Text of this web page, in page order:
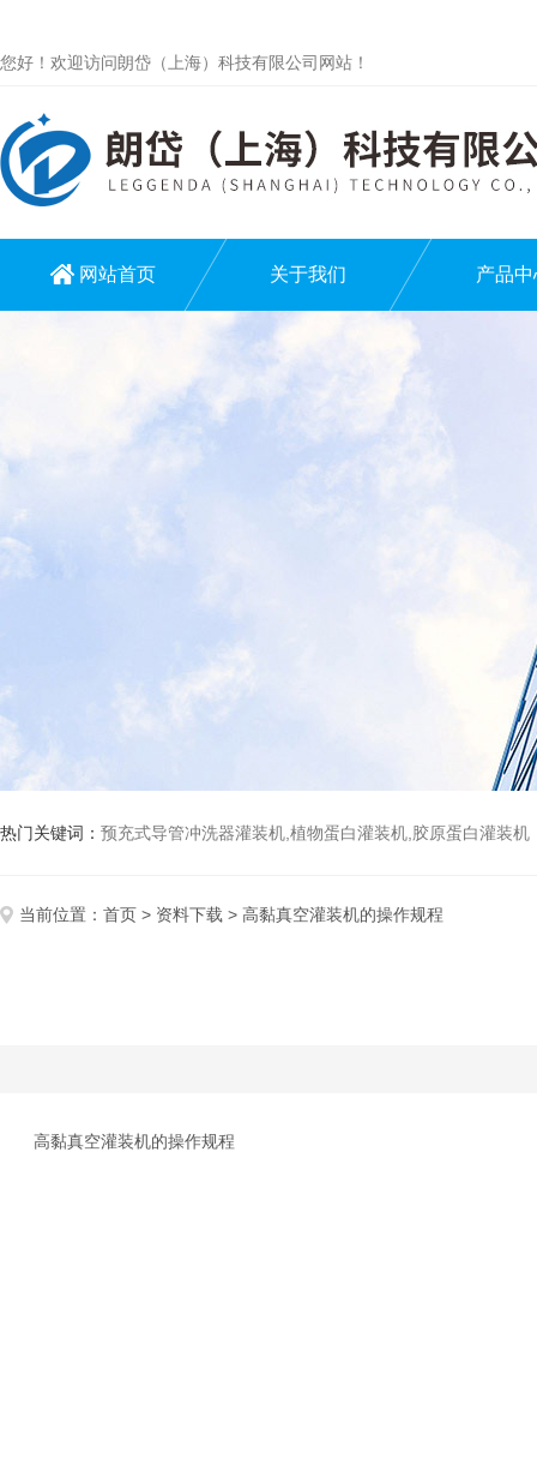
您好！欢迎访问朗岱（上海）科技有限公司网站！
网站首页 关于我们 产品中
热门关键词： 预充式导管冲洗器灌装机,植物蛋白灌装机,胶原蛋白灌装机
当前位置： 首页 > 资料下载 > 高黏真空灌装机的操作规程
高黏真空灌装机的操作规程